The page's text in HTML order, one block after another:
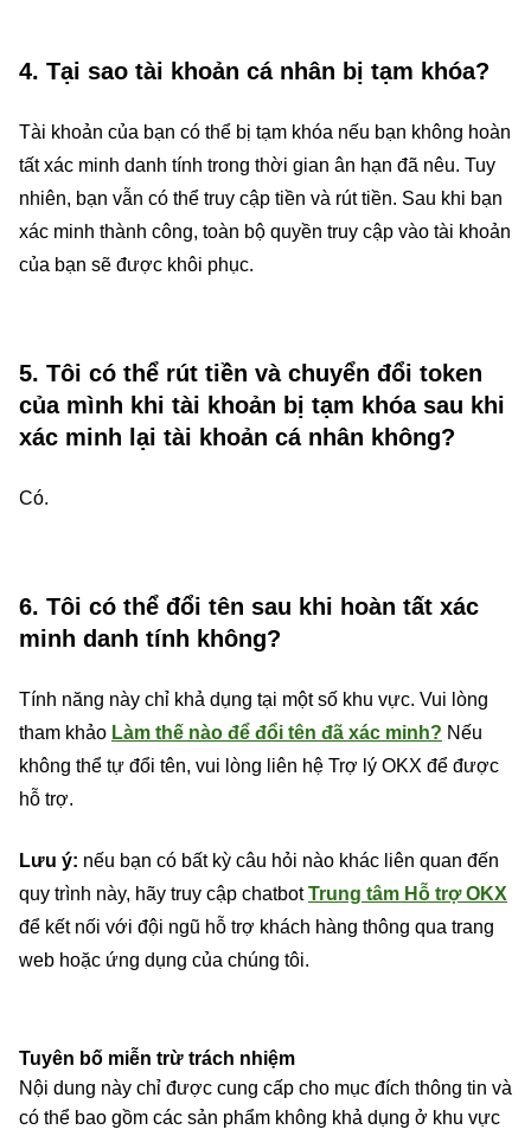
4. Tại sao tài khoản cá nhân bị tạm khóa?
Tài khoản của bạn có thể bị tạm khóa nếu bạn không hoàn
tất xác minh danh tính trong thời gian ân hạn đã nêu. Tuy
nhiên, bạn vẫn có thể truy cập tiền và rút tiền. Sau khi bạn
xác minh thành công, toàn bộ quyền truy cập vào tài khoản
của bạn sẽ được khôi phục.
5. Tôi có thể rút tiền và chuyển đổi token
của mình khi tài khoản bị tạm khóa sau khi
xác minh lại tài khoản cá nhân không?
Có.
6. Tôi có thể đổi tên sau khi hoàn tất xác
minh danh tính không?
Tính năng này chỉ khả dụng tại một số khu vực. Vui lòng
tham khảo Làm thế nào để đổi tên đã xác minh? Nếu
không thể tự đổi tên, vui lòng liên hệ Trợ lý OKX để được
hỗ trợ.
Lưu ý: nếu bạn có bất kỳ câu hỏi nào khác liên quan đến
quy trình này, hãy truy cập chatbotTrung tâm Hỗ trợ OKX
để kết nối với đội ngũ hỗ trợ khách hàng thông qua trang
web hoặc ứng dụng của chúng tôi.
Tuyên bố miễn trừ trách nhiệm
Nội dung này chỉ được cung cấp cho mục đích thông tin và
có thể bao gồm các sản phẩm không khả dụng ở khu vực